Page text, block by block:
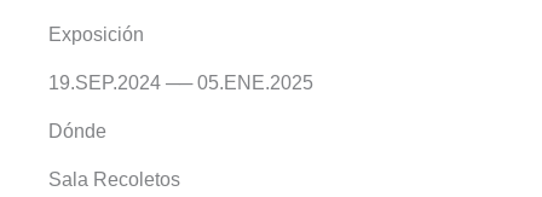
Exposición
19.SEP.2024 ── 05.ENE.2025
Dónde
Sala Recoletos